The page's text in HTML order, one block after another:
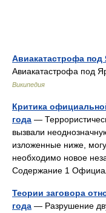
Авиакатастрофа под
Авиакатастрофа под
Википедия
Критика
года —
вызвали
изложенные ниже,
необходимо новое
Содержание 1
Теории заговора
года — Разрушение